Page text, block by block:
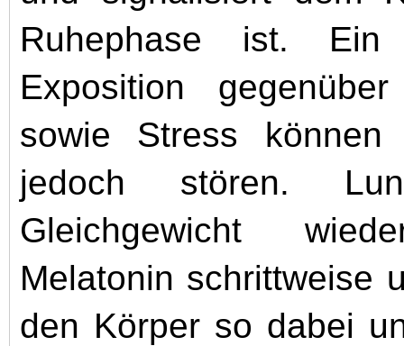
Ruhephase ist. Ein
Exposition
sowie Stress können
jedoch stören.
Gleichgewicht
Melatonin schrittweise
den Körper so dabei